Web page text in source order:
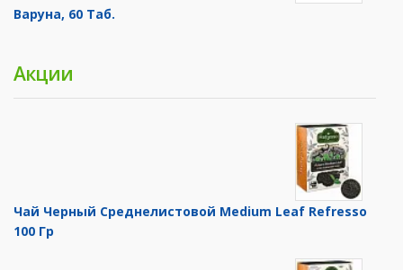
Варуна, 60 Таб.
Акции
Чай Черный Среднелистовой Medium Leaf Refresso
100 Гр